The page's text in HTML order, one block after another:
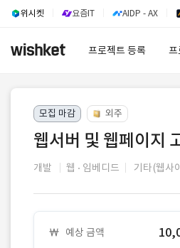
위시켓 요즘IT AIDP - AX
프로젝트 등록 프
모집 마감 외주
웹서버 및 웹페이지
개발 웹 임베디드 기타(웹사
예상 금액